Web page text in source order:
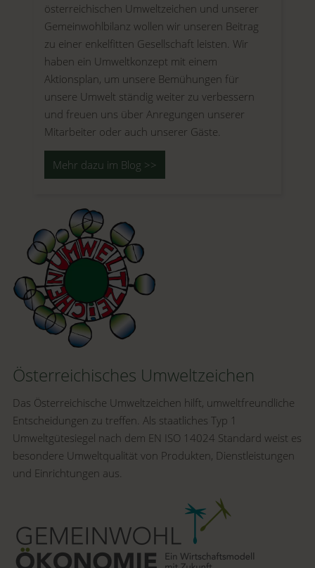
österreichischen Umweltzeichen und unserer
Gemeinwohlbilanz wollen wir unseren Beitrag
zu einer enkelfitten Gesellschaft leisten. Wir
haben ein Umweltkonzept mit einem
Aktionsplan, um unsere Bemühungen für
unsere Umwelt ständig weiter zu verbessern
und freuen uns über Anregungen unserer
Mitarbeiter oder auch unserer Gäste.
Mehr dazu im Blog >>
Österreichisches Umweltzeichen
Das Österreichische Umweltzeichen hilft, umweltfreundliche
Entscheidungen zu treffen. Als staatliches Typ 1
Umweltgütesiegel nach dem EN ISO 14024 Standard weist es
besondere Umweltqualität von Produkten, Dienstleistungen
und Einrichtungen aus.